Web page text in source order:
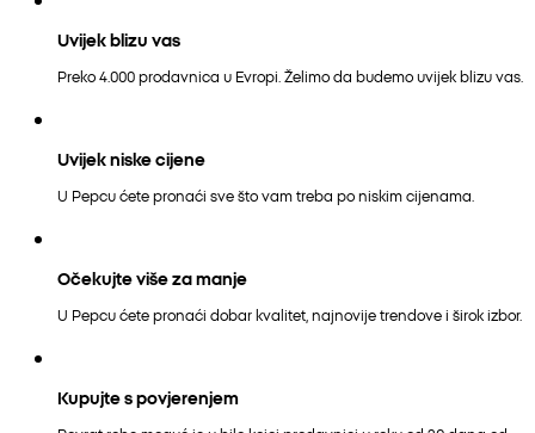
Uvijek blizu vas
Preko 4.000 prodavnica u Evropi. Želimo da budemo uvijek blizu vas.
Uvijek niske cijene
U Pepcu ćete pronaći sve što vam treba po niskim cijenama.
Očekujte više za manje
U Pepcu ćete pronaći dobar kvalitet, najnovije trendove i širok izbor.
Kupujte s povjerenjem